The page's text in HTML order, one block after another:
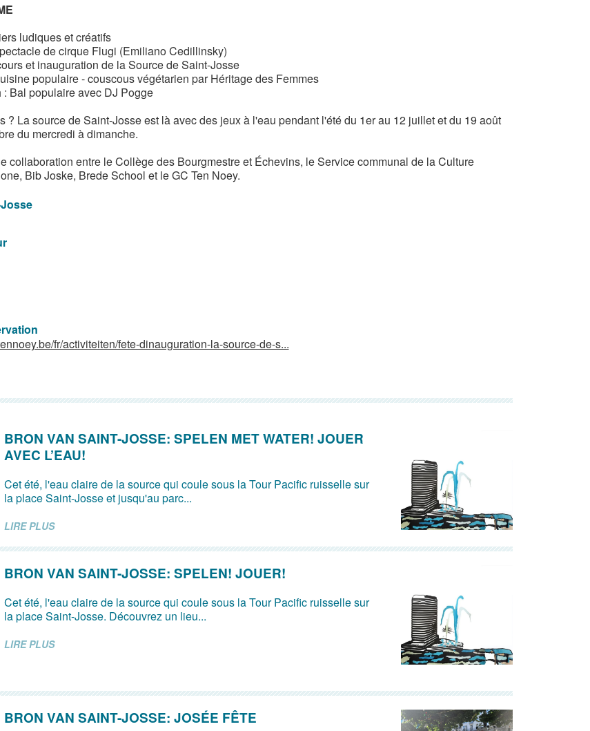
ludiques et créatifs
de cirque Flugi (Emiliano Cedillinsky)
et inauguration de la Source de Saint-Josse
populaire - couscous végétarien par Héritage des Femmes
: Bal populaire avec DJ Pogge
? La source de Saint-Josse est là avec des jeux à l'eau pendant l'été du 1er au 12 juillet et du 19 août
du mercredi à dimanche.
collaboration entre le Collège des Bourgmestre et Échevins, le Service communal de la Culture
Bib Joske, Brede School et le GC Ten Noey.
fr/activiteiten/fete-dinauguration-la-source-de-s...
BRON VAN SAINT-JOSSE: SPELEN MET WATER! JOUER
AVEC L’EAU!
Cet été, l'eau claire de la source qui coule sous la Tour Pacific ruisselle sur
la place Saint-Josse et jusqu'au parc...
LIRE PLUS
BRON VAN SAINT-JOSSE: SPELEN! JOUER!
Cet été, l'eau claire de la source qui coule sous la Tour Pacific ruisselle sur
la place Saint-Josse. Découvrez un lieu...
LIRE PLUS
BRON VAN SAINT-JOSSE: JOSÉE FÊTE